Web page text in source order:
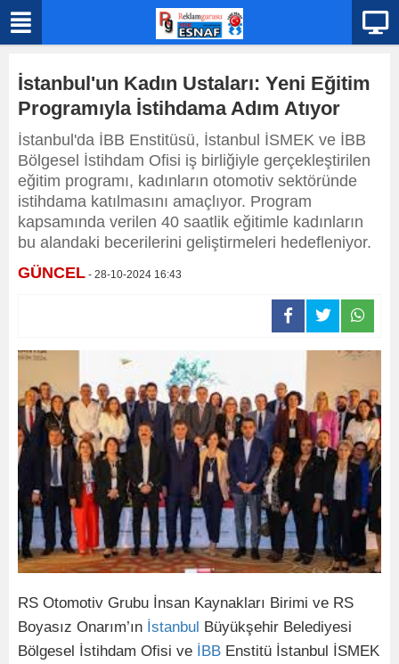
İstanbul'un Kadın Ustaları: Yeni Eğitim
Programıyla İstihdama Adım Atıyor
İstanbul'da İBB Enstitüsü, İstanbul İSMEK ve İBB
Bölgesel İstihdam Ofisi iş birliğiyle gerçekleştirilen
eğitim programı, kadınların otomotiv sektöründe
istihdama katılmasını amaçlıyor. Program
kapsamında verilen 40 saatlik eğitimle kadınların
bu alandaki becerilerini geliştirmeleri hedefleniyor.
GÜNCEL - 28-10-2024 16:43
RS Otomotiv Grubu İnsan Kaynakları Birimi ve RS
Boyasız Onarım’ın İstanbul
Büyükşehir Belediyesi
Bölgesel İstihdam Ofisi ve
İBB Enstitü İstanbul İSMEK